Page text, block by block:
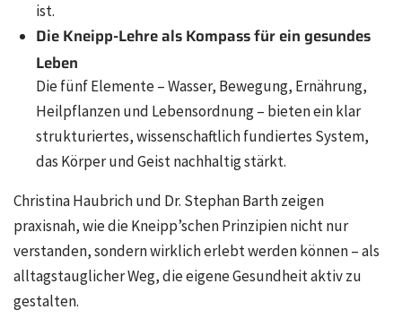
ist.
Die Kneipp-Lehre als Kompass für ein gesundes
Leben
Die fünf Elemente – Wasser, Bewegung, Ernährung,
Heilpflanzen und Lebensordnung – bieten ein klar
strukturiertes, wissenschaftlich fundiertes System,
das Körper und Geist nachhaltig stärkt.
Christina Haubrich und Dr. Stephan Barth zeigen
praxisnah, wie die Kneipp’schen Prinzipien nicht nur
verstanden, sondern wirklich erlebt werden können – als
alltagstauglicher Weg, die eigene Gesundheit aktiv zu
gestalten.